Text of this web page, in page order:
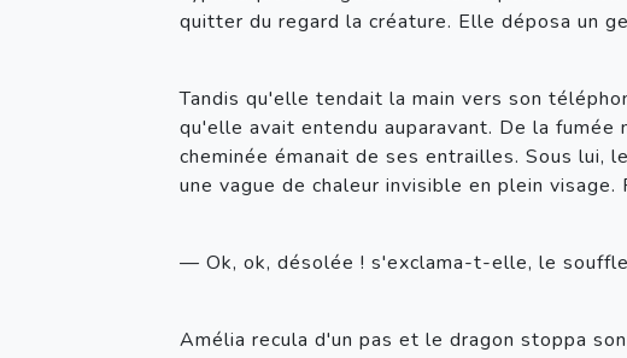
quitter du regard la créature. Elle déposa un
Tandis qu'elle tendait la main vers son
qu'elle avait entendu auparavant. De la
cheminée émanait de ses entrailles. Sous lui,
une vague de chaleur invisible en plein
— Ok, ok, désolée ! s'exclama-t-elle, le
Amélia recula d'un pas et le dragon stoppa